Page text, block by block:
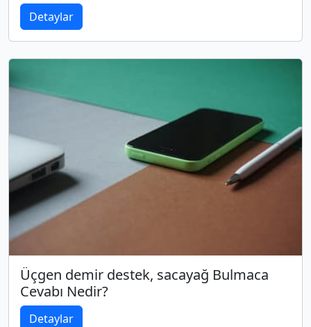
Detaylar
Üçgen demir destek, sacayağ Bulmaca
Cevabı Nedir?
Detaylar